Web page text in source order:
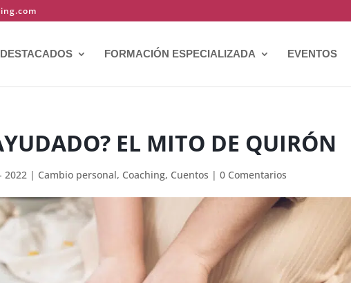
FORMACIÓN ESPECIALIZADA EVENTOS
EL MITO DE QUIRÓN
2022 | Cambio personal, Coaching, Cuentos |0 Comentarios